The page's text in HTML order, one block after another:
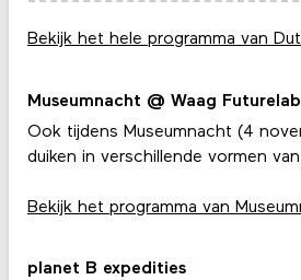
Bekijk het hele programma van
Museumnacht @ Waag Futurelab
Ook tijdens Museumnacht (4
duiken in verschillende vormen
Bekijk het programma van
planet B expedities